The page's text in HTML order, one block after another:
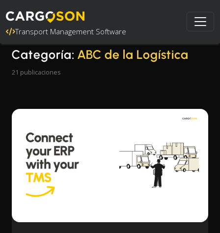
Transport Management Software
Categoría: ABC de la Logística
21 publicaciones